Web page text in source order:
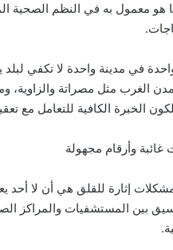
هو معمول به في النظم الصحية
في مدينة واحدة لا تكفي
الغرب مثل مصراتة
الخبرة الكافية للتعامل مع
غائبة وأرقام مجهولة
إثارة للقلق هي أن لا
بين المستشفيات والمراكز